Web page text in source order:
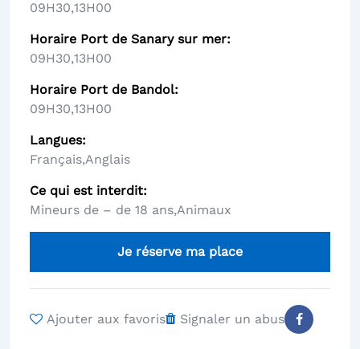
09H30,13H00
Horaire Port de Sanary sur mer
09H30,13H00
Horaire Port de Bandol
09H30,13H00
Langues
Français,Anglais
Ce qui est interdit
Mineurs de – de 18 ans,Animaux
Je réserve ma place
Ajouter aux favoris Signaler un abus